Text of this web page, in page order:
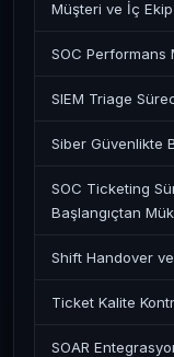
Müşteri ve İç
SOC Performans
SIEM Triage
Siber Güvenlikte
SOC Ticketing
Başlangıçtan
Shift Handover
Ticket Kalite
SOAR